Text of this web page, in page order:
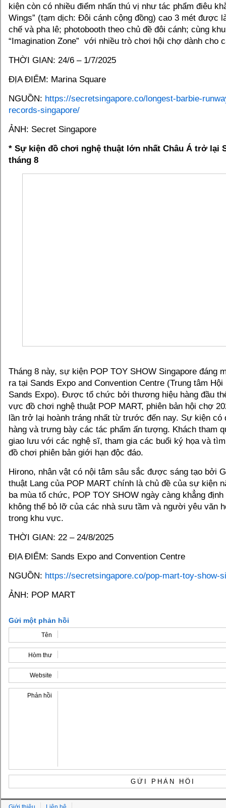
kiện còn có nhiều điểm nhấn thú vị như tác phẩm điêu
Wings” (tạm dịch: Đôi cánh cộng đồng) cao 3 mét được
chế và pha lê; photobooth theo chủ đề đôi cánh; cùng
“Imagination Zone” với nhiều trò chơi hội chợ dành cho
THỜI GIAN: 24/6 – 1/7/2025
ĐỊA ĐIỂM: Marina Square
NGUỒN: https://secretsingapore.co/longest-barbie-
records-singapore/
ẢNH: Secret Singapore
* Sự kiện đồ chơi nghệ thuật lớn nhất Châu Á trở lại
tháng 8
Tháng 8 này, sự kiện POP TOY SHOW Singapore đáng
ra tại Sands Expo and Convention Centre (Trung tâm
Sands Expo). Được tổ chức bởi thương hiệu hàng đầu
vực đồ chơi nghệ thuật POP MART, phiên bản hội chợ
lần trở lại hoành tráng nhất từ trước đến nay. Sự kiện có
hàng và trưng bày các tác phẩm ấn tượng. Khách tham
giao lưu với các nghệ sĩ, tham gia các buổi ký họa và
đồ chơi phiên bản giới hạn độc đáo.
Hirono, nhân vật có nội tâm sâu sắc được sáng tạo bởi
thuật Lang của POP MART chính là chủ đề của sự kiện
ba mùa tổ chức, POP TOY SHOW ngày càng khẳng
không thể bỏ lỡ của các nhà sưu tầm và người yêu văn
trong khu vực.
THỜI GIAN: 22 – 24/8/2025
ĐỊA ĐIỂM: Sands Expo and Convention Centre
NGUỒN: https://secretsingapore.co/pop-mart-toy-show-
ẢNH: POP MART
Gửi một phản hồi
Tên
Hòm thư
Website
Phản hồi